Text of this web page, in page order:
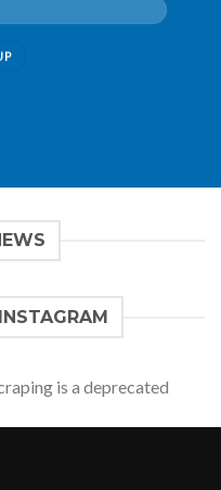
is a deprecated